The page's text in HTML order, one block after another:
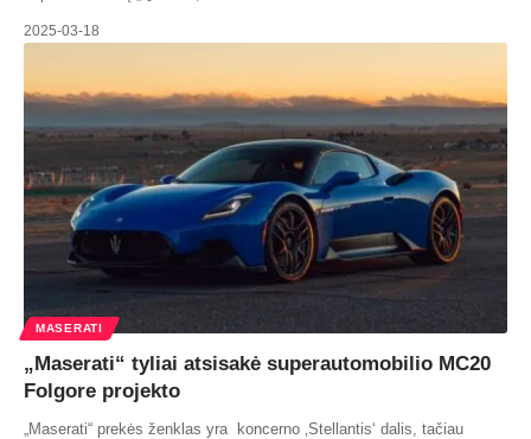
2025-03-18
MASERATI
„Maserati“ tyliai atsisakė superautomobilio MC20
Folgore projekto
„Maserati“ prekės ženklas yra koncerno ‚Stellantis‘ dalis, tačiau